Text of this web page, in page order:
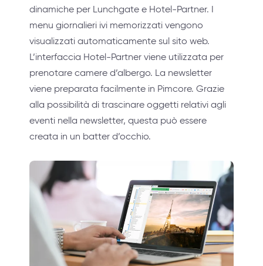
dinamiche per Lunchgate e Hotel-Partner. I
menu giornalieri ivi memorizzati vengono
visualizzati automaticamente sul sito web.
L’interfaccia Hotel-Partner viene utilizzata per
prenotare camere d’albergo. La newsletter
viene preparata facilmente in Pimcore. Grazie
alla possibilità di trascinare oggetti relativi agli
eventi nella newsletter, questa può essere
creata in un batter d’occhio.